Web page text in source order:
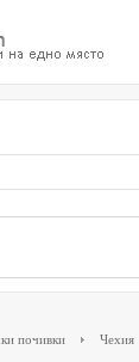
почивки Чехия